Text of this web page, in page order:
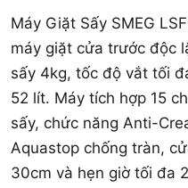
Máy Giặt Sấy SMEG
máy giặt cửa trước độc
sấy 4kg, tốc độ vắt tối
52 lít. Máy tích hợp 15
sấy, chức năng Anti-
Aquastop chống tràn,
30cm và hẹn giờ tối đa